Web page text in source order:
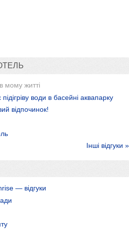
мому житті
води в басейні аквапарку
відпочинок!
Інші відгуки »
— відгуки